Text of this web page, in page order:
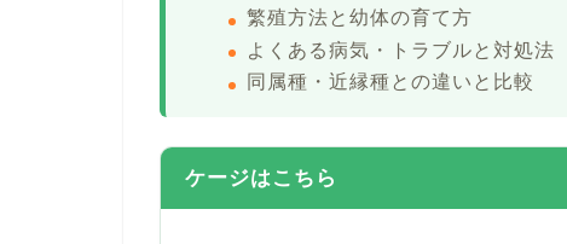
繁殖方法と幼体の育て方
よくある病気・トラブルと対処法
同属種・近縁種との違いと比較
ケージはこちら